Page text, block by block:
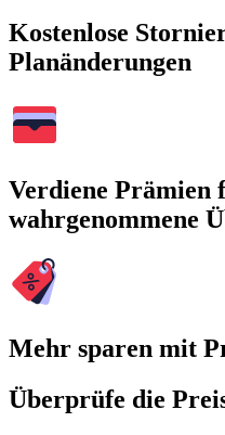
Kostenlose
Planänderungen
Verdiene Prämien
wahrgenommene
Mehr sparen mit
Überprüfe die